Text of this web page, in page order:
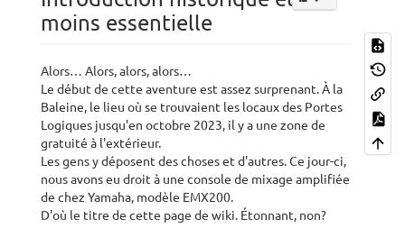
moins essentielle
Alors… Alors, alors, alors…
Le début de cette aventure est assez surprenant. À la
Baleine, le lieu où se trouvaient les locaux des Portes
Logiques jusqu'en octobre 2023, il y a une zone de
gratuité à l'extérieur.
Les gens y déposent des choses et d'autres. Ce jour-ci,
nous avons eu droit à une console de mixage amplifiée
de chez Yamaha, modèle EMX200.
D'où le titre de cette page de wiki. Étonnant, non?